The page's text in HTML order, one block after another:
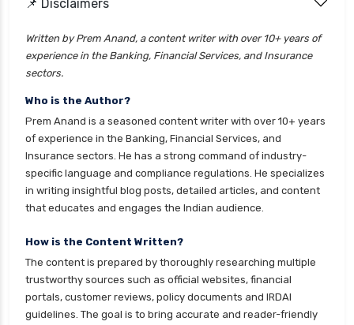
📌 Disclaimers
Written by Prem Anand, a content writer with over 10+ years of
experience in the Banking, Financial Services, and Insurance
sectors.
Who is the Author?
Prem Anand is a seasoned content writer with over 10+ years
of experience in the Banking, Financial Services, and
Insurance sectors. He has a strong command of industry-
specific language and compliance regulations. He specializes
in writing insightful blog posts, detailed articles, and content
that educates and engages the Indian audience.
How is the Content Written?
The content is prepared by thoroughly researching multiple
trustworthy sources such as official websites, financial
portals, customer reviews, policy documents and IRDAI
guidelines. The goal is to bring accurate and reader-friendly